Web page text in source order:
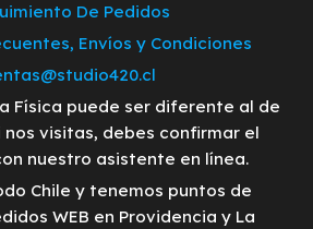
De Pedidos
Envíos y Condiciones
Física puede ser diferente al de
nos visitas, debes confirmar el
nuestro asistente en línea.
Chile y tenemos puntos de
WEB en Providencia y La